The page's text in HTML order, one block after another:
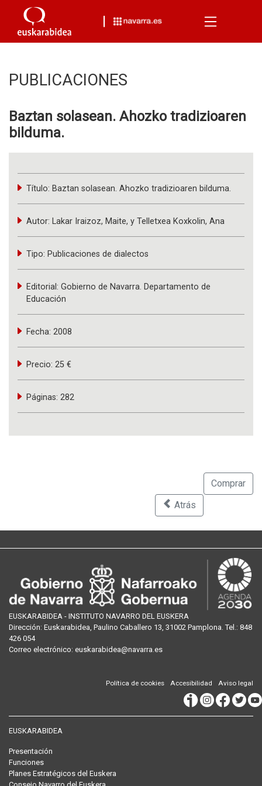
Menu
PUBLICACIONES
Baztan solasean. Ahozko tradizioaren
bilduma.
Título: Baztan solasean. Ahozko tradizioaren bilduma.
Autor: Lakar Iraizoz, Maite, y Telletxea Koxkolin, Ana
Tipo: Publicaciones de dialectos
Editorial: Gobierno de Navarra. Departamento de
Educación
Fecha: 2008
Precio: 25 €
Páginas: 282
Comprar
Atrás
EUSKARABIDEA - INSTITUTO NAVARRO DEL EUSKERA
Dirección: Euskarabidea, Paulino Caballero 13, 31002 Pamplona. Tel.: 848
426 054
Correo electrónico: euskarabidea@navarra.es
Aviso legal
Accesibilidad
Política de cookies
EUSKARABIDEA
Presentación
Funciones
Planes Estratégicos del Euskera